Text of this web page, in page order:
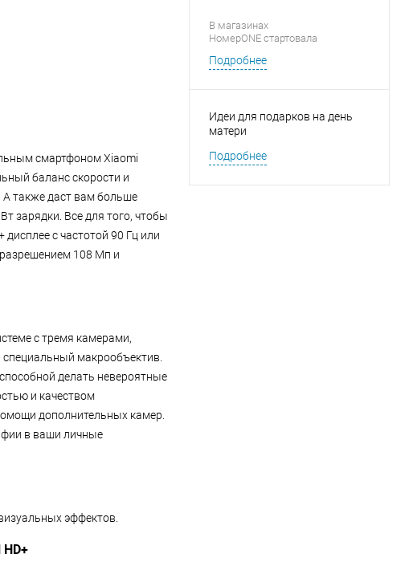
смартфоном Xiaomi
баланс скорости и
А также даст вам больше
зарядки. Все для того, чтобы
с частотой 90 Гц или
108 Мп и
с тремя камерами,
макрообъектив.
делать невероятные
и качеством
дополнительных камер.
в ваши личные
эффектов.
В магазинах
НомерONE стартовала
аксессуары для смартфонов
Подробнее
Идеи для подарков на день
матери
Подробнее